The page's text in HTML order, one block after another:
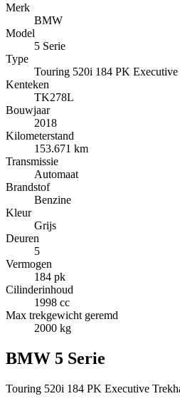
Merk
BMW
Model
5 Serie
Type
Touring 520i 184 PK
Kenteken
TK278L
Bouwjaar
2018
Kilometerstand
153.671 km
Transmissie
Automaat
Brandstof
Benzine
Kleur
Grijs
Deuren
5
Vermogen
184 pk
Cilinderinhoud
1998 cc
Max trekgewicht geremd
2000 kg
BMW 5 Serie
Touring 520i 184 PK Executive